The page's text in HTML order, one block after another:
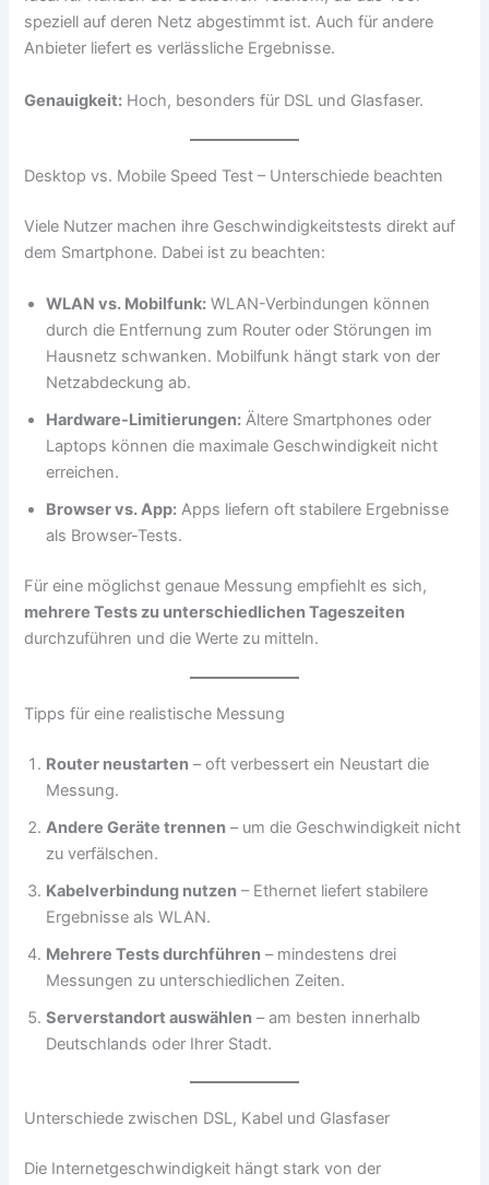
speziell auf deren Netz abgestimmt ist. Auch für andere
Anbieter liefert es verlässliche Ergebnisse.
Genauigkeit: Hoch, besonders für DSL und Glasfaser.
Desktop vs. Mobile Speed Test – Unterschiede beachten
Viele Nutzer machen ihre Geschwindigkeitstests direkt auf
dem Smartphone. Dabei ist zu beachten:
WLAN vs. Mobilfunk: WLAN-Verbindungen können
durch die Entfernung zum Router oder Störungen im
Hausnetz schwanken. Mobilfunk hängt stark von der
Netzabdeckung ab.
Hardware-Limitierungen: Ältere Smartphones oder
Laptops können die maximale Geschwindigkeit nicht
erreichen.
Browser vs. App: Apps liefern oft stabilere Ergebnisse
als Browser-Tests.
Für eine möglichst genaue Messung empfiehlt es sich,
mehrere Tests zu unterschiedlichen Tageszeiten
durchzuführen und die Werte zu mitteln.
Tipps für eine realistische Messung
Router neustarten – oft verbessert ein Neustart die
Messung.
Andere Geräte trennen – um die Geschwindigkeit nicht
zu verfälschen.
Kabelverbindung nutzen – Ethernet liefert stabilere
Ergebnisse als WLAN.
Mehrere Tests durchführen – mindestens drei
Messungen zu unterschiedlichen Zeiten.
Serverstandort auswählen – am besten innerhalb
Deutschlands oder Ihrer Stadt.
Unterschiede zwischen DSL, Kabel und Glasfaser
Die Internetgeschwindigkeit hängt stark von der